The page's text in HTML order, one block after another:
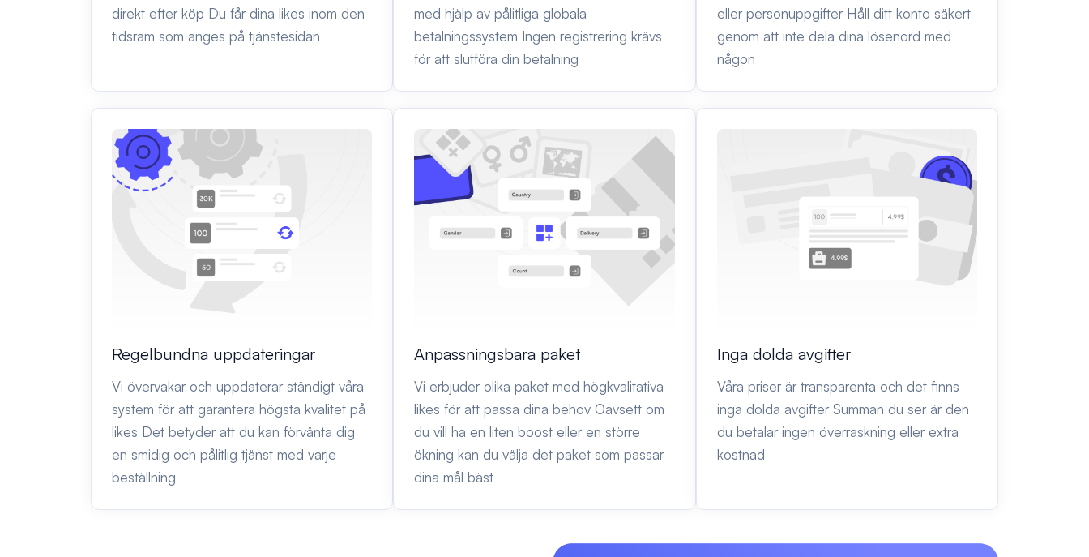
direkt efter köp Du får dina likes inom den
tidsram som anges på tjänstesidan
med hjälp av pålitliga globala
betalningssystem Ingen registrering krävs
för att slutföra din betalning
eller personuppgifter Håll ditt konto säkert
genom att inte dela dina lösenord med
någon
Regelbundna uppdateringar
Vi övervakar och uppdaterar ständigt våra
system för att garantera högsta kvalitet på
likes Det betyder att du kan förvänta dig
en smidig och pålitlig tjänst med varje
beställning
Anpassningsbara paket
Vi erbjuder olika paket med högkvalitativa
likes för att passa dina behov Oavsett om
du vill ha en liten boost eller en större
ökning kan du välja det paket som passar
dina mål bäst
Inga dolda avgifter
Våra priser är transparenta och det finns
inga dolda avgifter Summan du ser är den
du betalar ingen överraskning eller extra
kostnad